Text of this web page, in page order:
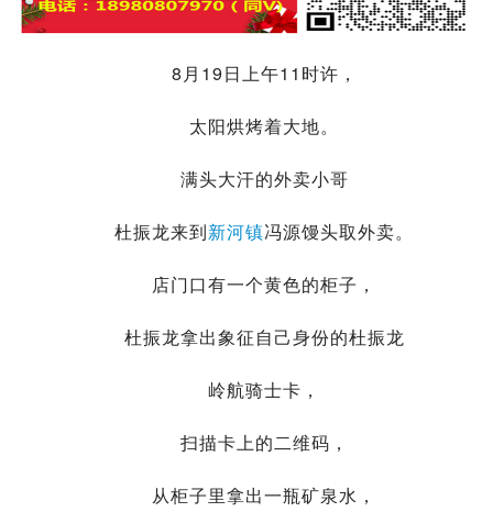
8月19日上午11时许，
太阳烘烤着大地。
满头大汗的外卖小哥
杜振龙来到新河镇冯源馒头取外卖。
店门口有一个黄色的柜子，
杜振龙拿出象征自己身份的杜振龙
岭航骑士卡，
扫描卡上的二维码，
从柜子里拿出一瓶矿泉水，